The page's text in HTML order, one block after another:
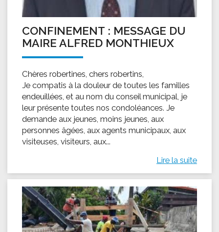
CONFINEMENT : MESSAGE DU
MAIRE ALFRED MONTHIEUX
Chères robertines, chers robertins,
Je compatis à la douleur de toutes les familles
endeuillées, et au nom du conseil municipal, je
leur présente toutes nos condoléances. Je
demande aux jeunes, moins jeunes, aux
personnes âgées, aux agents municipaux, aux
visiteuses, visiteurs, aux...
Lire la suite